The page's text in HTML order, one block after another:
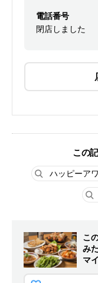
電話番号
閉店しました
この
ハッピーア
こ
み
マ